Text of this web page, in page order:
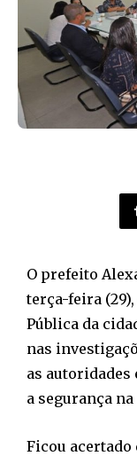
O prefeito
terça-feira
Pública da
nas
as
a segurança na
Ficou